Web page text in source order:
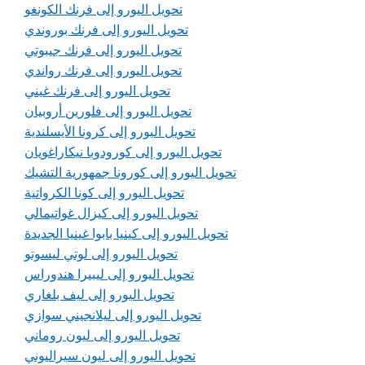
تحويل اليورو إلى فرنك الكونغو
تحويل اليورو إلى فرنك بوروندي
تحويل اليورو إلى فرنك جيبوتي
تحويل اليورو إلى فرنك رواندي
تحويل اليورو إلى فرنك غيني
تحويل اليورو إلى فلورين أروبيان
تحويل اليورو إلى كرونا الأيسلندية
تحويل اليورو إلى كورودوبا نيكاراغويان
تحويل اليورو إلى كورونا جمهورية التشيك
تحويل اليورو إلى كونا الكرواتية
تحويل اليورو إلى كيزال غواتيمالي
تحويل اليورو إلى كينيا بابوا غينيا الجديدة
تحويل اليورو إلى لوتي ليسوتو
تحويل اليورو إلى ليبيرا هندوراس
تحويل اليورو إلى ليف بلغاري
تحويل اليورو إلى ليلانجيني سوازي
تحويل اليورو إلى ليون روماني
تحويل اليورو إلى ليون سيراليوني